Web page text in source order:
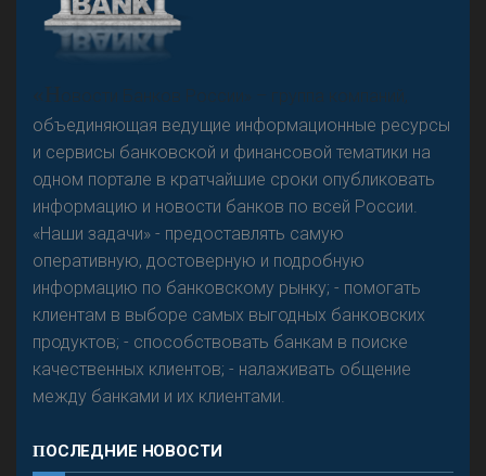
«Н
овости Банков России» – группа компаний,
объединяющая ведущие информационные ресурсы
и сервисы банковской и финансовой тематики на
одном портале в кратчайшие сроки опубликовать
информацию и новости банков по всей России.
«Наши задачи» - предоставлять самую
оперативную, достоверную и подробную
информацию по банковскому рынку; - помогать
клиентам в выборе самых выгодных банковских
продуктов; - способствовать банкам в поиске
качественных клиентов; - налаживать общение
между банками и их клиентами.
ПОСЛЕДНИЕ НОВОСТИ